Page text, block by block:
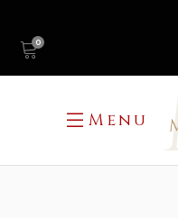
0
Menu